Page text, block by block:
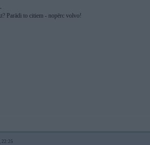
Parādi to citiem - nopērc volvo!
22:25